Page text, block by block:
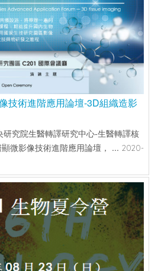
技術進階應用論壇-3D組織造影
究院生醫轉譯研究中心-生醫轉譯核
微影像技術進階應用論壇， ... 2020-